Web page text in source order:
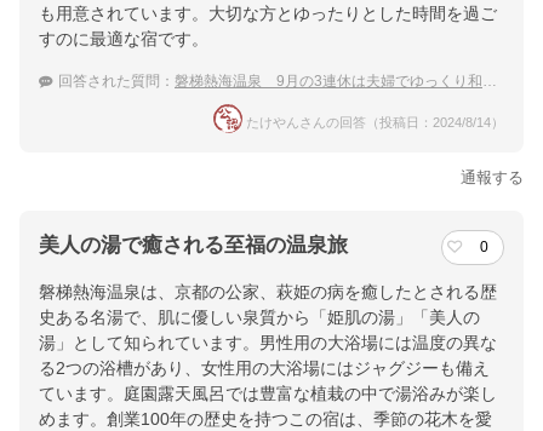
も用意されています。大切な方とゆったりとした時間を過ご
すのに最適な宿です。
回答された質問： 磐梯熱海温泉 9月の3連休は夫婦でゆっくり和風旅館と上質な温泉を楽しみたい！
たけやんさんの回答（投稿日：2024/8/14）
通報する
美人の湯で癒される至福の温泉旅 0
磐梯熱海温泉は、京都の公家、萩姫の病を癒したとされる歴
史ある名湯で、肌に優しい泉質から「姫肌の湯」「美人の
湯」として知られています。男性用の大浴場には温度の異な
る2つの浴槽があり、女性用の大浴場にはジャグジーも備え
ています。庭園露天風呂では豊富な植栽の中で湯浴みが楽し
めます。創業100年の歴史を持つこの宿は、季節の花木を愛